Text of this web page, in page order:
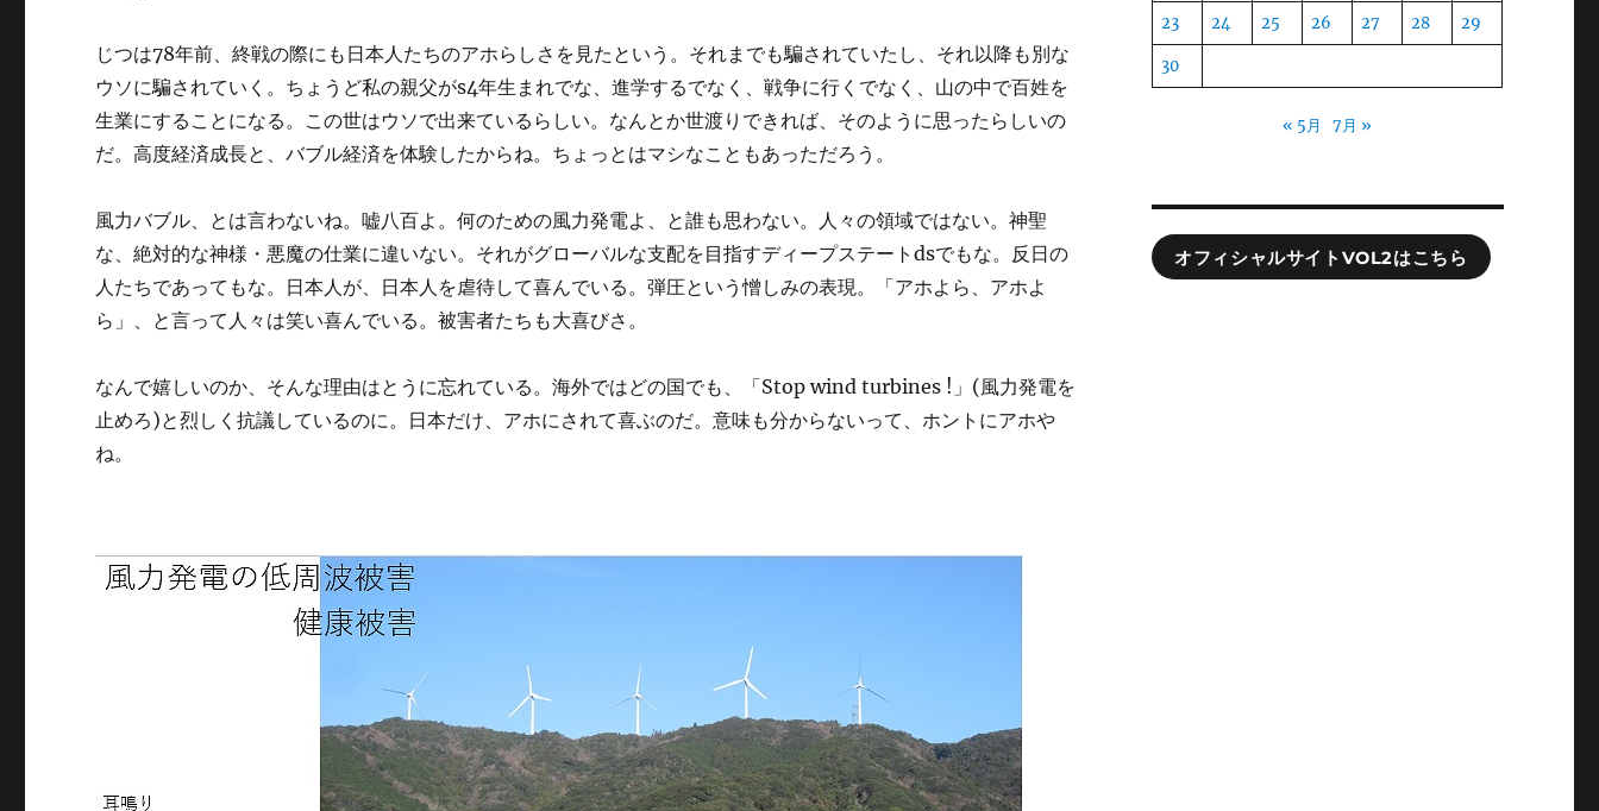
じつは78年前、終戦の際にも日本人たちのアホらしさを見たという。それまでも騙されていたし、それ以降も別な
ウソに騙されていく。ちょうど私の親父がs4年生まれでな、進学するでなく、戦争に行くでなく、山の中で百姓を
生業にすることになる。この世はウソで出来ているらしい。なんとか世渡りできれば、そのように思ったらしいの
だ。高度経済成長と、バブル経済を体験したからね。ちょっとはマシなこともあっただろう。
風力バブル、とは言わないね。嘘八百よ。何のための風力発電よ、と誰も思わない。人々の領域ではない。神聖
な、絶対的な神様・悪魔の仕業に違いない。それがグローバルな支配を目指すディープステートdsでもな。反日の
人たちであってもな。日本人が、日本人を虐待して喜んでいる。弾圧という憎しみの表現。「アホよら、アホよ
ら」、と言って人々は笑い喜んでいる。被害者たちも大喜びさ。
なんで嬉しいのか、そんな理由はとうに忘れている。海外ではどの国でも、「Stop wind turbines !」(風力発電を
止めろ)と烈しく抗議しているのに。日本だけ、アホにされて喜ぶのだ。意味も分からないって、ホントにアホや
ね。
23 24 25 26 27 28 29
30
« 5月 7月 »
オフィシャルサイトVOL2はこちら